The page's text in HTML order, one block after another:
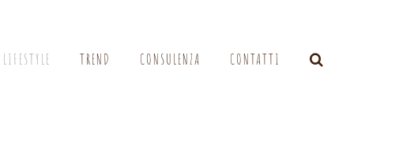
LIFESTYLE TREND CONSULENZA CONTATTI